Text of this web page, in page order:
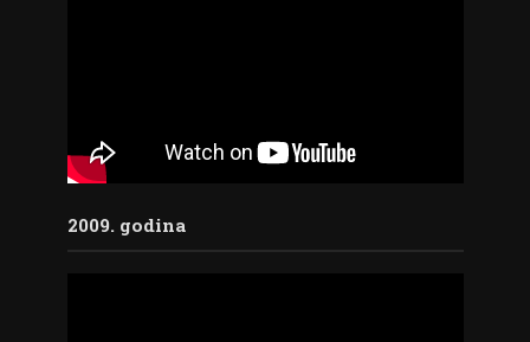
2009. godina